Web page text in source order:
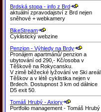
Brdská stopa - info z Brd
aktuální zpravodajství z Brd nejen
sněhové + webkamery
BikeStream
Cyklistický webzine
Penzion - Výhledy na Brdy
Pronájem apartmánů/ penzion a
ubytování od 290,- Kč/osoba v
Těškově na Rokycansku.
V zimě běžecké lyžování ve Ski areál
Těškov a v létě cyklistika nejen v
Brdech. Dostupnost 3 km od dálnice
D5 exit 50.
Tomáš Hrubý - Axiory
Portfolio management - Tomáš Hrubý